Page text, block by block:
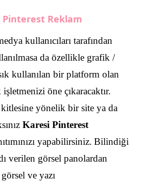
Pinterest Reklam
kullanıcıları tarafından
da özellikle grafik /
kullanılan bir platform olan
öne çıkaracaktır.
yönelik bir site ya da
Karesi Pinterest
yapabilirsiniz. Bilindiği
verilen görsel panolardan
ve yazı